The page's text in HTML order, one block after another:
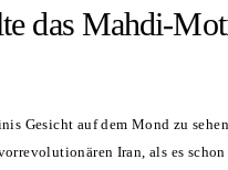
das Mahdi-
Gesicht auf dem Mond zu
Iran, als es